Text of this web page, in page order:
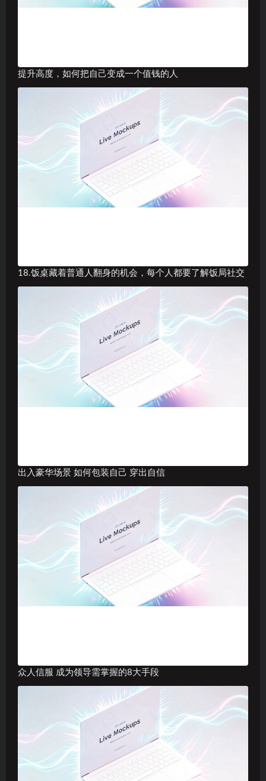
提升高度，如何把自己变成一个值钱的人
18.饭桌藏着普通人翻身的机会，每个人都要了解饭局社交
出入豪华场景 如何包装自己 穿出自信
众人信服 成为领导需掌握的8大手段